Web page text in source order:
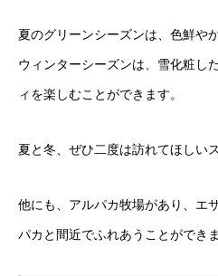
夏のグリーンシーズンは、色鮮や
ウィンターシーズンは、雪化粧し
ィを楽しむことができます。
夏と冬、ぜひ二度は訪れてほしい
他にも、アルパカ牧場があり、エ
パカと間近でふれあうことができま